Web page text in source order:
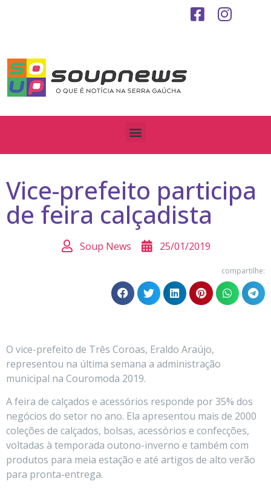
Vice-prefeito participa
de feira calçadista
Soup News 25/01/2019
compartilhe:
O vice-prefeito de Três Coroas, Eraldo Araújo,
representou na última semana a administração
municipal na Couromoda 2019.
A feira de calçados e acessórios responde por 35% dos
negócios do setor no ano. Ela apresentou mais de 2000
coleções de calçados, bolsas, acessórios e confecções,
voltadas à temporada outono-inverno e também com
produtos para meia estação e até artigos de alto verão
para pronta-entrega.